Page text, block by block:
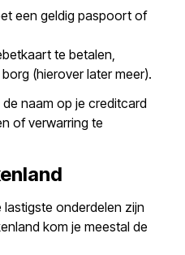
een geldig paspoort of
te betalen,
(hierover later meer).
naam op je creditcard
of verwarring te
onderdelen zijn
kom je meestal de